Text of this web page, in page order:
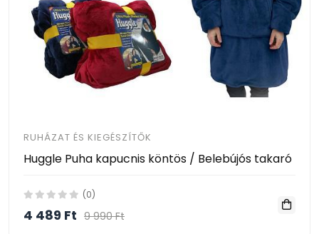
RUHÁZAT ÉS KIEGÉSZÍTŐK
Huggle Puha kapucnis köntös / Belebújós takaró
(0)
4 489 Ft 9 990 Ft